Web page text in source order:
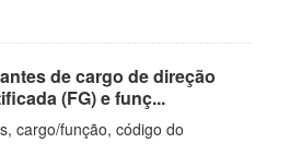
de cargo de direção
(FG) e funç...
cargo/função, código do